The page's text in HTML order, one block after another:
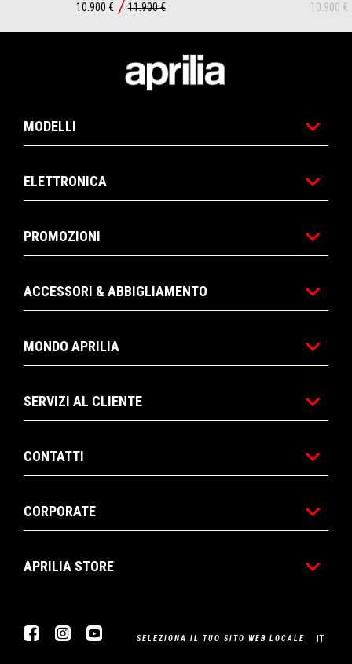
10.900 € 11.900 € 10.900 €
MODELLI
ELETTRONICA
PROMOZIONI
ACCESSORI & ABBIGLIAMENTO
MONDO APRILIA
SERVIZI AL CLIENTE
CONTATTI
CORPORATE
APRILIA STORE
FacebookInstagramYoutubeSELEZIONA IL TUO SITO WEB LOCALE IT